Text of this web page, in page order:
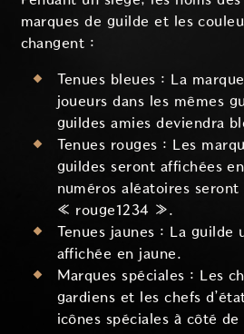
marques de guilde et les
changent :
Tenues bleues : La
joueurs dans les mêmes
guildes amies deviendra
Tenues rouges : Les
guildes seront affichées
numéros aléatoires
« rouge1234 ».
Tenues jaunes : La guilde
affichée en jaune.
Marques spéciales : Les
gardiens et les chefs
icônes spéciales à côté